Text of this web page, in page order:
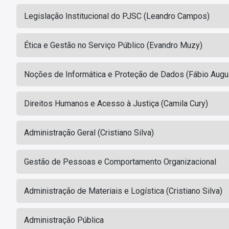
Legislação Institucional do PJSC (Leandro Campos)
Ética e Gestão no Serviço Público (Evandro Muzy)
Noções de Informática e Proteção de Dados (Fábio
Direitos Humanos e Acesso à Justiça (Camila Cury)
Administração Geral (Cristiano Silva)
Gestão de Pessoas e Comportamento Organizacional
Administração de Materiais e Logística (Cristiano Silva)
Administração Pública